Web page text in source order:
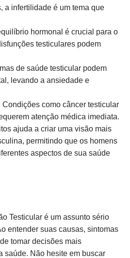
a infertilidade é um tema que
hormonal é crucial para o
testiculares podem
de saúde testicular podem
levando a ansiedade e
Condições como câncer testicular
atenção médica imediata.
ajuda a criar uma visão mais
permitindo que os homens
aspectos de sua saúde
Testicular é um assunto sério
entender suas causas, sintomas
tomar decisões mais
saúde. Não hesite em buscar